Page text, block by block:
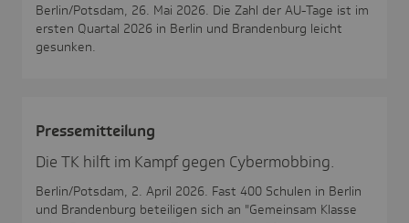
Berlin/Potsdam, 26. Mai 2026. Die Zahl der AU-Tage ist im
ersten Quartal 2026 in Berlin und Brandenburg leicht
gesunken.
Pres­se­mit­tei­lung
Die TK hilft im Kampf gegen Cybermobbing.
Berlin/Potsdam, 2. April 2026. Fast 400 Schulen in Berlin
und Brandenburg beteiligen sich an "Gemeinsam Klasse